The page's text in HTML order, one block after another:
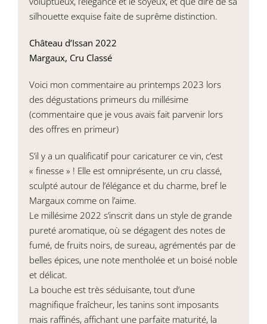
silhouette exquise faite de suprême distinction.
Château d’Issan 2022
Margaux, Cru Classé
Voici mon commentaire au printemps 2023 lors
des dégustations primeurs du millésime
(commentaire que je vous avais fait parvenir lors
des offres en primeur)
S’il y a un qualificatif pour caricaturer ce vin, c’est
« finesse » ! Elle est omniprésente, un cru classé,
sculpté autour de l’élégance et du charme, bref le
Margaux comme on l’aime.
Le millésime 2022 s’inscrit dans un style de grande
pureté aromatique, où se dégagent des notes de
fumé, de fruits noirs, de sureau, agrémentés par de
belles épices, une note mentholée et un boisé noble
et délicat.
La bouche est très séduisante, tout d’une
magnifique fraîcheur, les tanins sont imposants
mais raffinés, affichant une parfaite maturité, la